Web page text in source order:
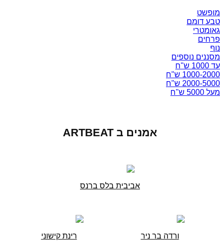
מופשט
טבע דומם
גאומטרי
פרחים
נוף
מסננים נוספים
עד 1000 ש"ח
1000-2000 ש"ח
2000-5000 ש"ח
מעל 5000 ש"ח
אמנים ב ARTBEAT
אביבית בלס ברנס
ורדה בר ניר רינת קישוני